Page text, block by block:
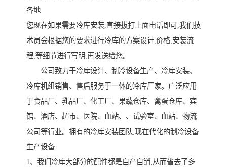
各地
您现在如果需要冷库安装,直接拔打上面电话即可,我们技
术员会根据您的要求进行冷库的方案设计,价格,安装流
程,等细节进行写明,再发送给您。
公司致力于冷库设计、制冷设备生产、冷库安装、
冷库机组销售、售后服务于一体的冷库厂家。广泛应用
于食品厂、乳品厂、化工厂、果蔬仓库、禽蛋仓库、宾
馆、酒店、超市、医院、血站、、试验室、血站、物流
公司等行业。拥有的冷库安装团队,现在代化的制冷设备
生产设备
1、我们冷库大部分的配件都是自产自销,从而省去了多